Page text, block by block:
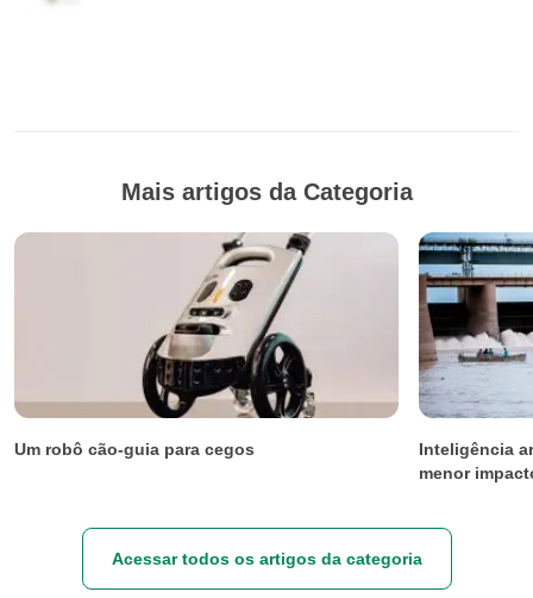
Mais artigos da Categoria
Um robô cão-guia para cegos
Inteligência
menor
Acessar todos os artigos da categoria